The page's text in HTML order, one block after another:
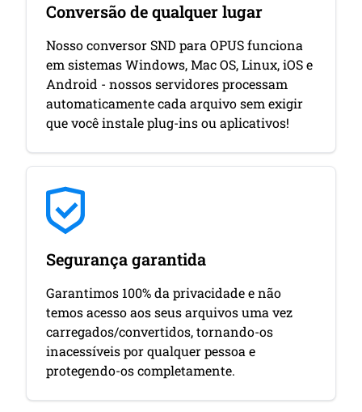
Conversão de qualquer lugar
Nosso conversor SND para OPUS funciona
em sistemas Windows, Mac OS, Linux, iOS e
Android - nossos servidores processam
automaticamente cada arquivo sem exigir
que você instale plug-ins ou aplicativos!
Segurança garantida
Garantimos 100% da privacidade e não
temos acesso aos seus arquivos uma vez
carregados/convertidos, tornando-os
inacessíveis por qualquer pessoa e
protegendo-os completamente.